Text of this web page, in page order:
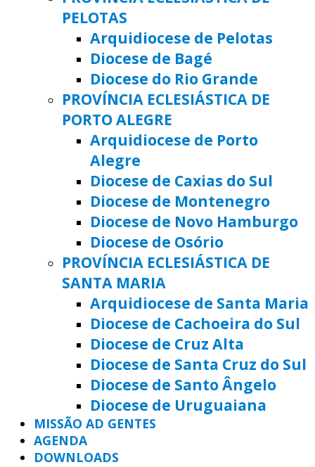
PELOTAS
Arquidiocese de Pelotas
Diocese de Bagé
Diocese do Rio Grande
PROVÍNCIA ECLESIÁSTICA DE
PORTO ALEGRE
Arquidiocese de Porto
Alegre
Diocese de Caxias do Sul
Diocese de Montenegro
Diocese de Novo Hamburgo
Diocese de Osório
PROVÍNCIA ECLESIÁSTICA DE
SANTA MARIA
Arquidiocese de Santa Maria
Diocese de Cachoeira do Sul
Diocese de Cruz Alta
Diocese de Santa Cruz do Sul
Diocese de Santo Ângelo
Diocese de Uruguaiana
MISSÃO AD GENTES
AGENDA
DOWNLOADS